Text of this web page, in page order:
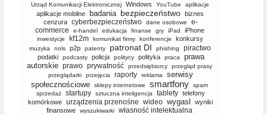
Urząd Komunikacji Elektronicznej Windows YouTube aplikacje
aplikacje mobilne badania bezpieczeństwo biznes
cenzura cyberbezpieczeństwo dane osobowe
e-
commerce
e-handel edukacja finanse gry iPad iPhone
inwestycje kf12m komunikat firmy konferencje konkursy
muzyka nols p2p patenty patronat DI phishing piractwo
podatki podcasty policja politycy polityka praca
prawa
autorskie prawo prywatność przedsiębiorcy
przegląd prasy
przeglądarki
przejęcia raporty reklama
serwisy
społecznościowe
sklepy internetowe smartfony
spam
sprzedaż
startupy sztuczna inteligencja tablety telefony
komórkowe
urządzenia przenośne wideo wygasl
wyniki
finansowe
wyszukiwarki własność intelektualna